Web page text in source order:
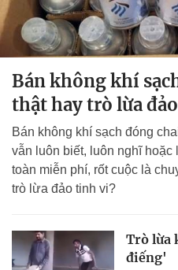
Bán không khí
thật hay trò lừa
Bán không khí sạch đóng
vẫn luôn biết, luôn nghĩ hoặc
toàn miễn phí, rốt cuộc là
trò lừa đảo tinh vi?
Trò lừa
điếng'